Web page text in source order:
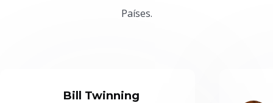
Países.
Bill Twinning